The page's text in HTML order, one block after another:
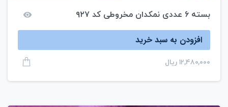
بسته ۶ عددی نمکدان مخروطی کد ۹۲۷
افزودن به سبد خرید
۱۲,۴۸۰,۰۰۰ ریال